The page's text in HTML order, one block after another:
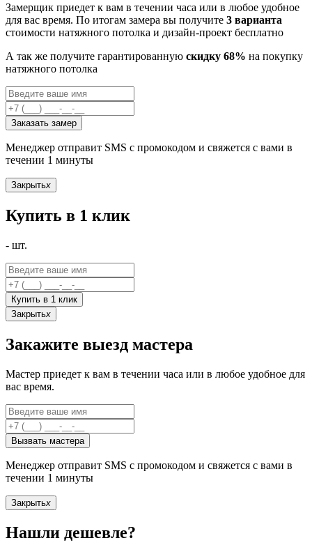
Замерщик приедет к вам в течении часа или в любое удобное
для вас время. По итогам замера вы получите 3 варианта
стоимости натяжного потолка и дизайн-проект бесплатно
А так же получите гарантированную скидку 68% на покупку
натяжного потолка
Заказать замер
Менеджер отправит SMS с промокодом и свяжется с вами в
течении 1 минуты
Закрытьx
Купить в 1 клик
- шт.
Купить в 1 клик
Закрытьx
Закажите выезд мастера
Мастер приедет к вам в течении часа или в любое удобное для
вас время.
Вызвать мастера
Менеджер отправит SMS с промокодом и свяжется с вами в
течении 1 минуты
Закрытьx
Нашли дешевле?